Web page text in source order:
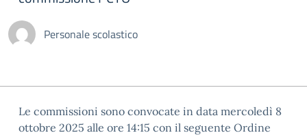
Personale scolastico
Le commissioni sono convocate in data mercoledì 8
ottobre 2025 alle ore 14:15 con il seguente Ordine